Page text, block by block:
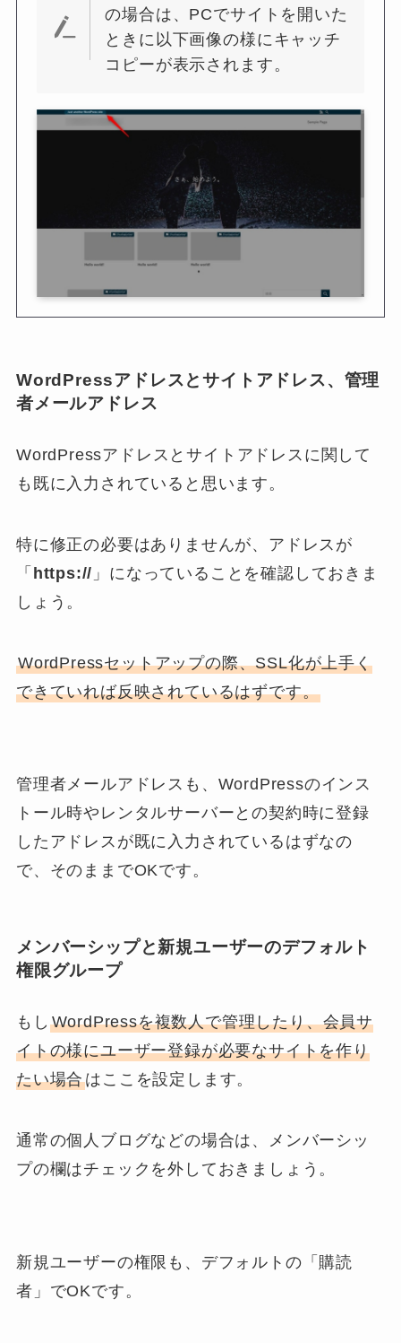
の場合は、PCでサイトを開いた
ときに以下画像の様にキャッチ
コピーが表示されます。
WordPressアドレスとサイトアドレス、管理
者メールアドレス
WordPressアドレスとサイトアドレスに関して
も既に入力されていると思います。
特に修正の必要はありませんが、アドレスが
「 https:// 」になっていることを確認しておきま
しょう。
WordPressセットアップの際、SSL化が上手く
できていれば反映されているはずです。
管理者メールアドレスも、WordPressのインス
トール時やレンタルサーバーとの契約時に登録
したアドレスが既に入力されているはずなの
で、そのままでOKです。
メンバーシップと新規ユーザーのデフォルト
権限グループ
もし WordPressを複数人で管理したり、会員サ
イトの様にユーザー登録が必要なサイトを作り
たい場合はここを設定します。
通常の個人ブログなどの場合は、メンバーシッ
プの欄はチェックを外しておきましょう。
新規ユーザーの権限も、デフォルトの「購読
者」でOKです。